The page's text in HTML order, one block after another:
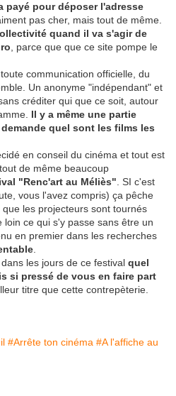
payé pour déposer l'adresse
pas cher, mais tout de même.
quand il va s'agir de
, parce que que ce site pompe le
communication officielle, du
Un anonyme "indépendant" et
créditer qui que ce soit, autour
Il y a même une partie
quel sont les films les
en conseil du cinéma et tout est
de même beaucoup
"Renc'art au Méliès" . SI c'est
vous l'avez compris) ça pêche
les projecteurs sont tournés
ce qui s'y passe sans être un
en premier dans les recherches
les jours de ce festival quel
si pressé de vous en faire part
titre que cette contrepèterie.
#Arrête ton cinéma #A l'affiche au